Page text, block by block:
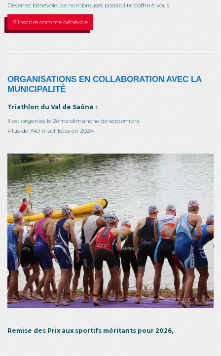
Devenez bénévole, de nombreuses possibilité s’offre à vous.
S'inscrire comme bénévole
ORGANISATIONS EN COLLABORATION AVEC LA
MUNICIPALITÉ
Triathlon du Val de Saône :
Il est organisé le 2ème dimanche de septembre
Plus de 740 triathlètes en 2024
Remise des Prix aux sportifs méritants pour 2026,